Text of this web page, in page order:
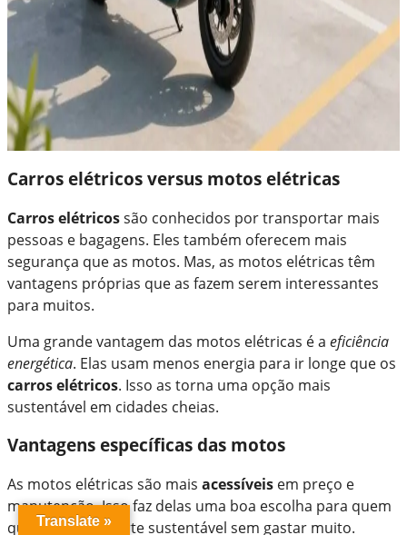
Carros elétricos versus motos elétricas
Carros elétricossão conhecidos por transportar mais
pessoas e bagagens. Eles também oferecem mais
segurança que as motos. Mas, as motos elétricas têm
vantagens próprias que as fazem serem interessantes
para muitos.
Uma grande vantagem das motos elétricas é a eficiência
energética. Elas usam menos energia para ir longe que os
carros elétricos. Isso as torna uma opção mais
sustentável em cidades cheias.
Vantagens específicas das motos
As motos elétricas são mais acessíveis em preço e
manutenção. Isso faz delas uma boa escolha para quem
quer um transporte sustentável sem gastar muito.
Translate »